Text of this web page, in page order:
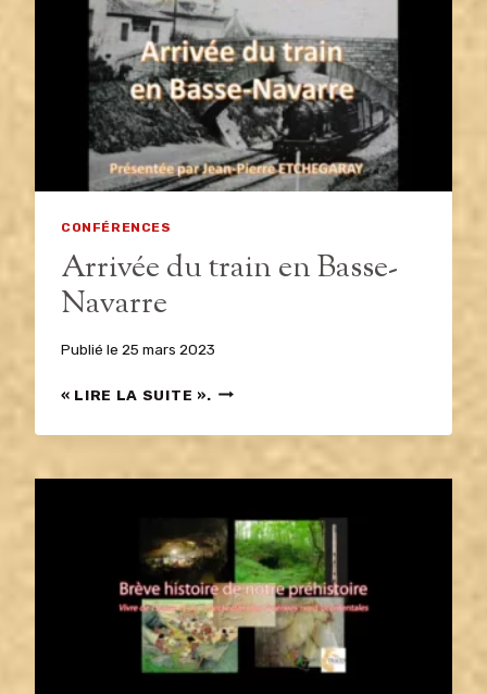
EN
BASSE-
NAVARRE
AU
DÉBUT
DU
18E
SIÈCLE
CONFÉRENCES
Arrivée du train en Basse-
Navarre
Publié le 25 mars 2023
« LIRE LA SUITE ». ARRIVÉE
TRAIN
BASSE-